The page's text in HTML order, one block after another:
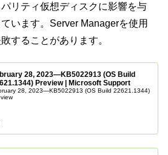
リティ仮想ディスクに影響を与
います。Server Managerを使用
することがあります。
28, 2023—KB5022913 (OS Build
Preview | Microsoft Support
28, 2023—KB5022913 (OS Build 22621.1344)